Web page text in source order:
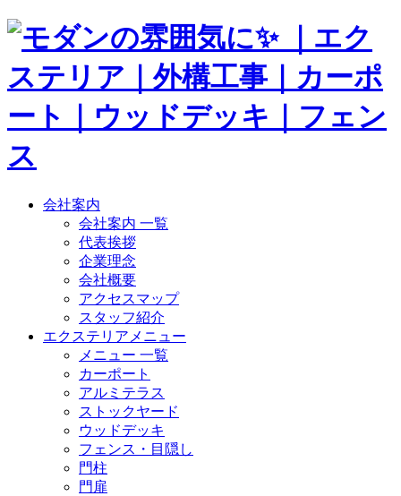
会社案内
会社案内 一覧
代表挨拶
企業理念
会社概要
アクセスマップ
スタッフ紹介
エクステリアメニュー
メニュー 一覧
カーポート
アルミテラス
ストックヤード
ウッドデッキ
フェンス・目隠し
門柱
門扉